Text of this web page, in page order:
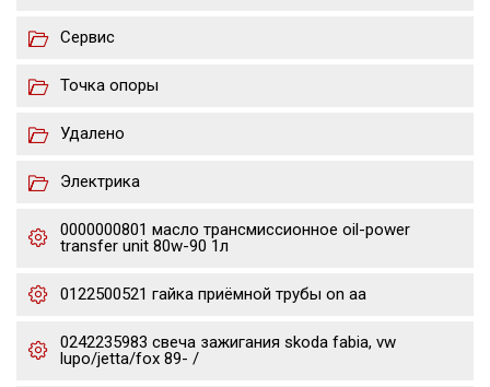
Сервис
Точка опоры
Удалено
Электрика
0000000801 масло трансмиссионное oil-power
transfer unit 80w-90 1л
0122500521 гайка приёмной трубы on aa
0242235983 свеча зажигания skoda fabia, vw
lupo/jetta/fox 89- /